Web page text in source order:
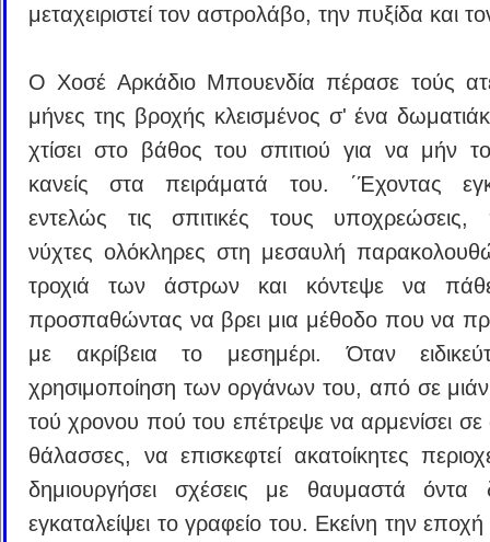
μεταχειριστεί τον αστρολάβο, την πυξίδα και
Ο Χοσέ Αρκάδιο Μπουενδία πέρασε τούς
μήνες της βροχής κλεισμένος σ' ένα
χτίσει στο βάθος του σπιτιού για να μήν
κανείς στα πειράματά του. ΄Έχοντας
εντελώς τις σπιτικές τους υποχρεώσεις,
νύχτες ολόκληρες στη μεσαυλή
τροχιά των άστρων και κόντεψε να
προσπαθώντας να βρει μια μέθοδο που να
με ακρίβεια το μεσημέρι. Όταν
χρησιμοποίηση των οργάνων του, από σε μιάν
τού χρονου πού του επέτρεψε να αρμενίσει
θάλασσες, να επισκεφτεί ακατοίκητες
δημιουργήσει σχέσεις με θαυμαστά όντα
εγκαταλείψει το γραφείο του. Εκείνη την